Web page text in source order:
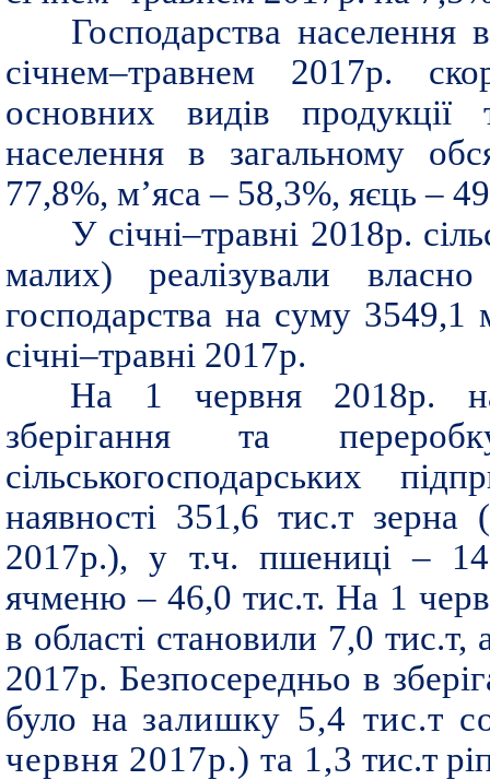
Господарства населення
січнем–травнем 2017р.
основних видів продукції
населення в загальному
77,8%, м’яса – 58,3%, яєць –
У січні–травні 2018р.
малих) реалізували власно
господарства на суму
січні–травні 2017р.
На 1 червня 2018р.
зберігання та
сільськогосподарських
наявності 351,6 тис.т зерна
2017р.), у т.ч. пшениці –
ячменю – 46,0 тис.т. На 1
в області становили 7,0
2017р. Безпосередньо в
було на залишку 5,4 тис.т
червня 2017р.) та 1,3 тис.т